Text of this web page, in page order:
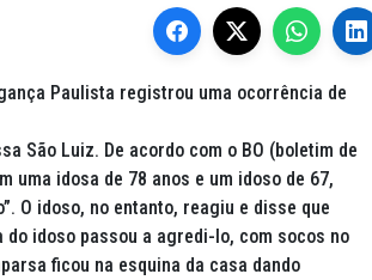
Paulista registrou uma ocorrência de
São Luiz. De acordo com o BO (boletim de
uma idosa de 78 anos e um idoso de 67,
O idoso, no entanto, reagiu e disse que
idoso passou a agredi-lo, com socos no
ficou na esquina da casa dando